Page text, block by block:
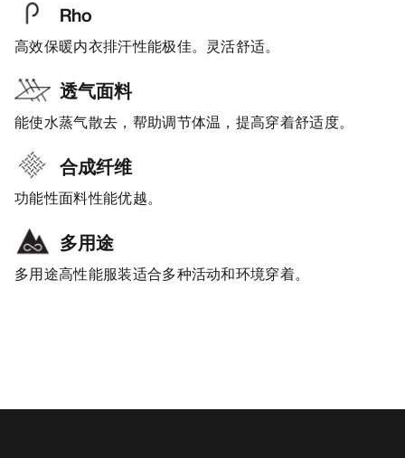
Rho
高效保暖内衣排汗性能极佳。灵活舒适。
透气面料
能使水蒸气散去，帮助调节体温，提高穿着舒适度。
合成纤维
功能性面料性能优越。
多用途
多用途高性能服装适合多种活动和环境穿着。